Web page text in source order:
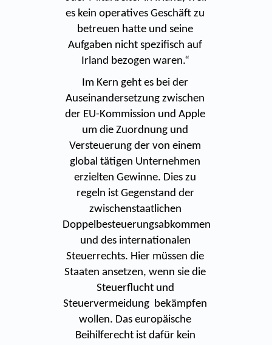
es kein operatives Geschäft zu
betreuen hatte und seine
Aufgaben nicht spezifisch auf
Irland bezogen waren.“
Im Kern geht es bei der
Auseinandersetzung zwischen
der EU-Kommission und Apple
um die Zuordnung und
Versteuerung der von einem
global tätigen Unternehmen
erzielten Gewinne. Dies zu
regeln ist Gegenstand der
zwischenstaatlichen
Doppelbesteuerungsabkommen
und des internationalen
Steuerrechts. Hier müssen die
Staaten ansetzen, wenn sie die
Steuerflucht und
Steuervermeidung bekämpfen
wollen. Das europäische
Beihilferecht ist dafür kein